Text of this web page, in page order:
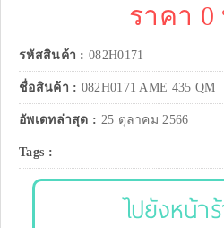
ราคา 0
รหัสสินค้า : 082H0171
ชื่อสินค้า : 082H0171 AME 435 QM
อัพเดทล่าสุด : 25 ตุลาคม 2566
Tags :
ไปยังหน้า